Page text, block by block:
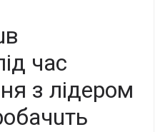
чac
з лiдepoм